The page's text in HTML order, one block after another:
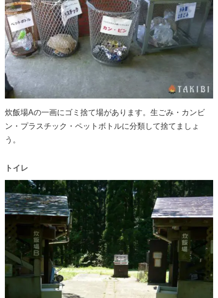
炊飯場Aの一画にゴミ捨て場があります。生ごみ・カンビ
ン・プラスチック・ペットボトルに分類して捨てましょ
う。
トイレ